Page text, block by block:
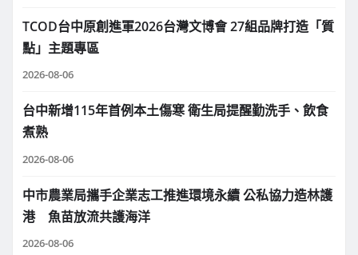
TCOD台中原創進軍2026台灣文博會 27組品牌打造「質
點」主題專區
2026-08-06
台中新增115年首例本土傷寒 衛生局提醒勤洗手、飲食
煮熟
2026-08-06
中市農業局攜手企業志工推進環境永續 公私協力造林護
港 魚苗放流共護海洋
2026-08-06